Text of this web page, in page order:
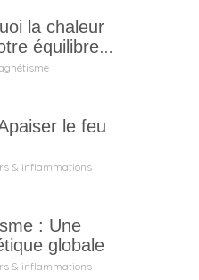
la chaleur
équilibre
le feu
& inflammations
: Une
globale
& inflammations